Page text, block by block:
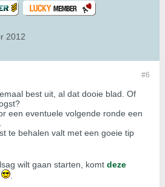
2012
#6
best uit, al dat dooie blad. Of
een eventuele volgende ronde een
te behalen valt met een goeie tip
wilt gaan starten, komt deze